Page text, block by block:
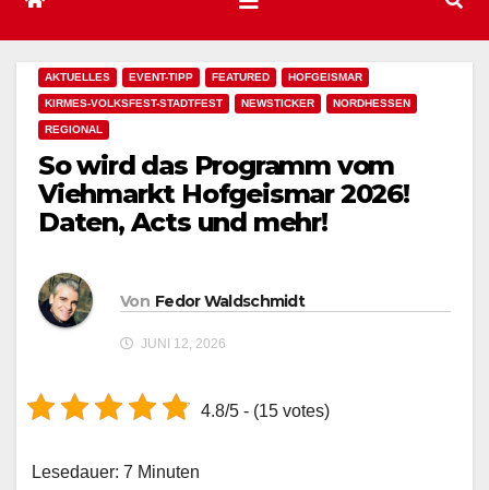
AKTUELLES EVENT-TIPP FEATURED HOFGEISMAR
KIRMES-VOLKSFEST-STADTFEST NEWSTICKER NORDHESSEN
REGIONAL
So wird das Programm vom
Viehmarkt Hofgeismar 2026!
Daten, Acts und mehr!
Von Fedor Waldschmidt
JUNI 12, 2026
4.8/5 - (15 votes)
Lesedauer: 7 Minuten